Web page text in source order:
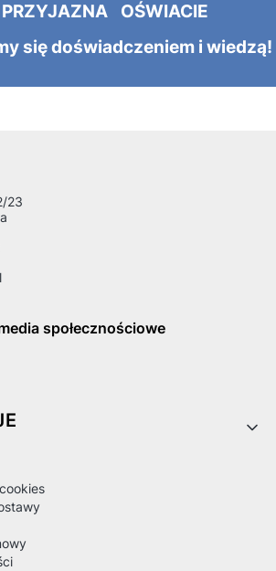
OŚWIACIE
się doświadczeniem i wiedzą!
23
społecznościowe